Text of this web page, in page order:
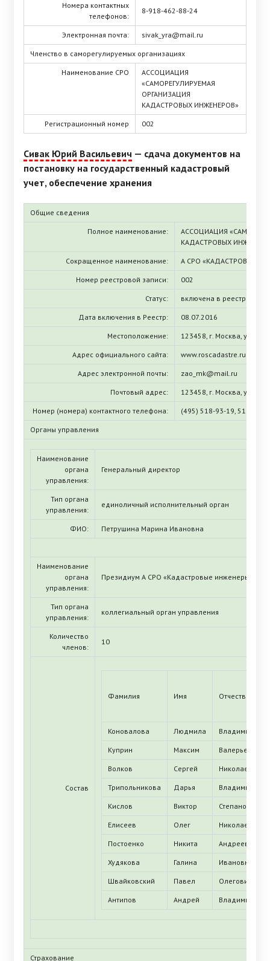
Номера контактных
телефонов:
8-918-462-88-24
Электронная почта: sivak_yra@mail.ru
Членство в саморегулируемых организациях
Наименование СРО
АССОЦИАЦИЯ
«САМОРЕГУЛИРУЕМАЯ
ОРГАНИЗАЦИЯ
КАДАСТРОВЫХ ИНЖЕНЕРОВ»
Регистрационный номер 002
Сивак Юрий Васильевич — сдача документов на
постановку на государственный кадастровый
учет, обеспечение хранения
Общие сведения
Полное наименование:
АССОЦИАЦИЯ
КАДАСТРОВЫХ
Сокращенное наименование: А СРО «КАДАСТРОВЫЕ
Номер реестровой записи: 002
Статус: включена в реестр
Дата включения в Реестр: 08.07.2016
Местоположение: 123458, г. Москва, ул.
Адрес официального сайта: www.roscadastre.ru
Адрес электронной почты: zao_mk@mail.ru
Почтовый адрес: 123458, г. Москва, ул.
Номер (номера) контактного телефона: (495) 518-93-19, 518-93-
Органы управления
Наименование
органа
управления:
Генеральный директор
Тип органа
управления:
единоличный исполнительный орган
ФИО: Петрушина Марина Ивановна
Наименование
органа
управления:
Президиум А СРО «Кадастровые инженеры»
Тип органа
управления:
коллегиальный орган управления
Количество
членов:
10
Состав
Фамилия Имя Отчество
Коновалова Людмила Владимировна
Куприн Максим Валерьевич
Волков Сергей Николаевич
Трипольникова Дарья Владимировна
Кислов Виктор Степанович
Елисеев Олег Николаевич
Постоенко Никита Андреевич
Худякова Галина Ивановна
Швайковский Павел Олегович
Антипов Андрей Владимирович
Страхование